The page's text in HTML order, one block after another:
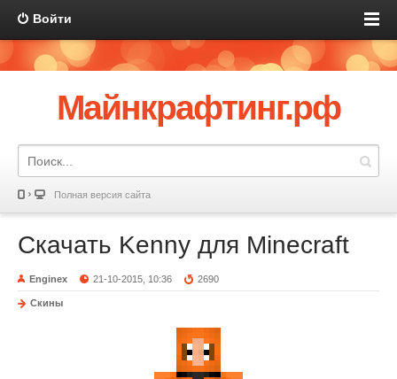
Войти
Майнкрафтинг.рф
Полная версия сайта
Скачать Kenny для Minecraft
Enginex 21-10-2015, 10:36 2690
Скины